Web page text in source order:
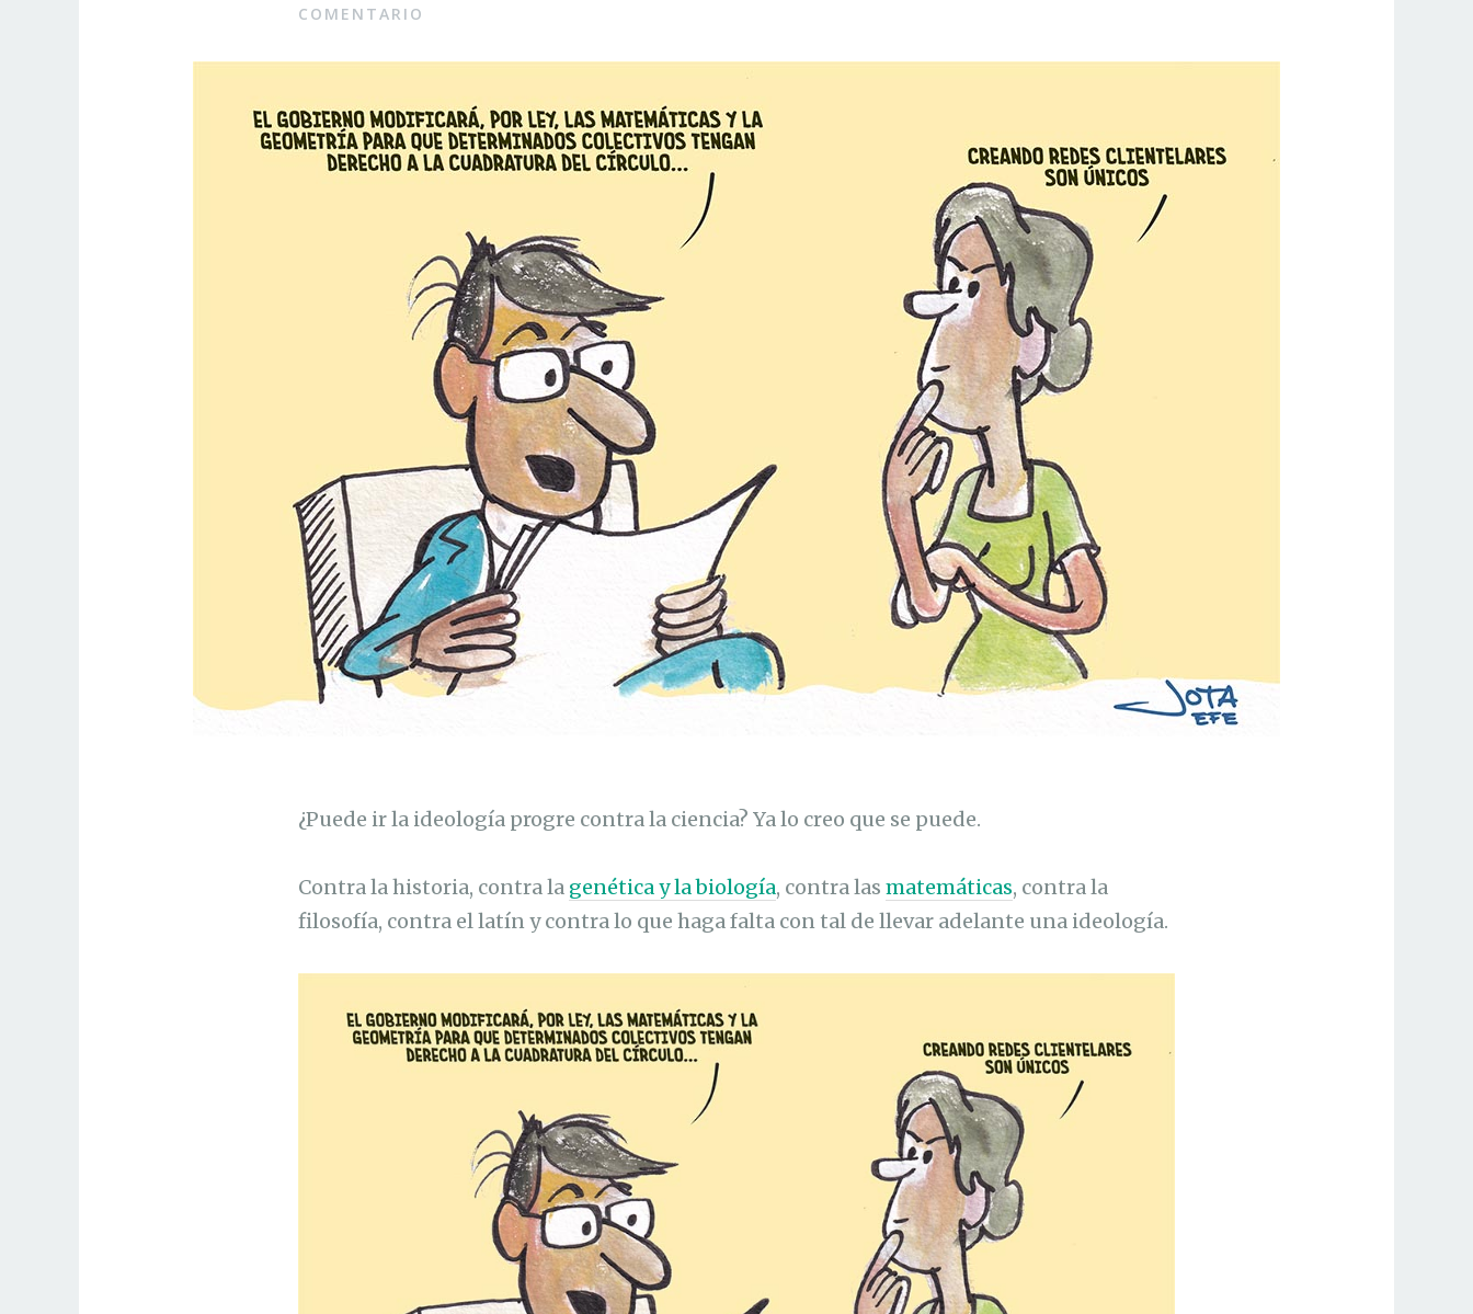
COMENTARIO
¿Puede ir la ideología progre contra la ciencia? Ya lo creo que se puede.
Contra la historia, contra la genética y la biología, contra las matemáticas, contra la
filosofía, contra el latín y contra lo que haga falta con tal de llevar adelante una ideología.